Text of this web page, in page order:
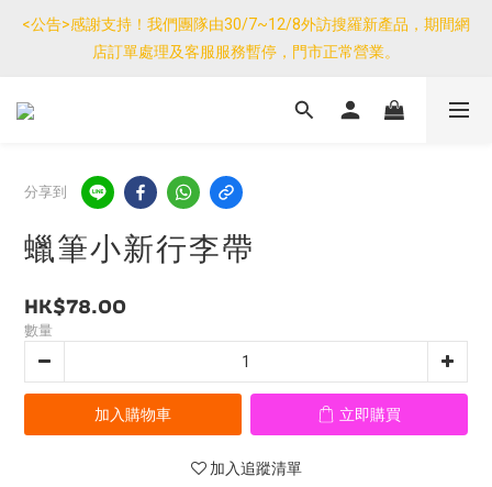
優惠免運產品如與其他商品同單購買，其他商品每件只需加$7運
費。(大件/較重產品除外)
<公告>感謝支持！我們團隊由30/7~12/8外訪搜羅新產品，期間網
店訂單處理及客服服務暫停，門市正常營業。
優惠免運產品如與其他商品同單購買，其他商品每件只需加$7運
分享到
蠟筆小新行李帶
HK$78.00
數量
加入購物車 立即購買
加入追蹤清單